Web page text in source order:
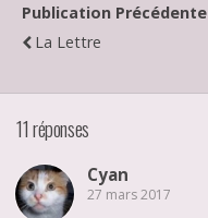
Publication Précédente
La Lettre
11 réponses
Cyan
27 mars 2017